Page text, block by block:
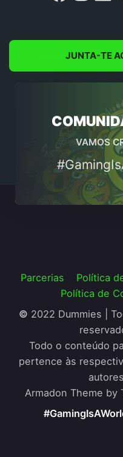
JUNTA-TE
VAMOS
Parcerias
Política
Política de
© 2022 Dummies |
Todo o conteúdo
pertence às
autores
Armadon Theme by